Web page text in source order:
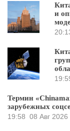
и
Термин
зарубежных
19:58 08 Авг 2026